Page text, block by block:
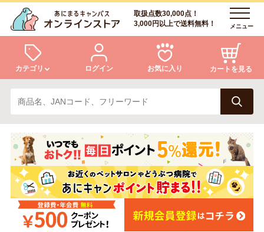
取扱点数30,000点！
3,000円以上で送料無料！
メニュー
カテゴリ
犬 猫
小動物・鳥 アクア・爬虫類・昆虫
ドッグフード キャットフード
ログイン お気に入り カートを見る
ログイン
会員登録
あにまるキャンパスについて
アフターサービス